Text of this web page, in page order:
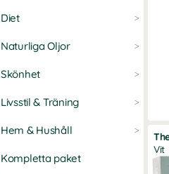
Diet
Naturliga Oljor
Skönhet
Livsstil & Träning
Hem & Hushåll
Kompletta paket
Vit